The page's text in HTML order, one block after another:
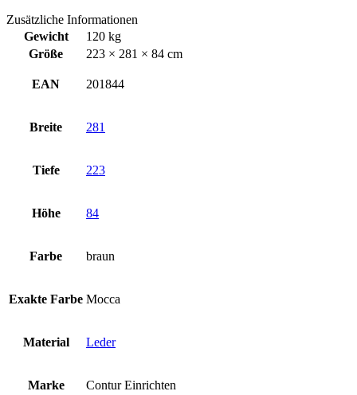
Zusätzliche Informationen
Gewicht
120 kg
Größe
223 × 281 × 84 cm
EAN 201844
Breite 281
Tiefe 223
Höhe 84
Farbe braun
Exakte Farbe Mocca
Material Leder
Marke Contur Einrichten